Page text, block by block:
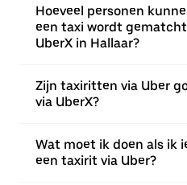
Hoeveel personen
een taxi wordt
UberX in Hallaar?
Zijn taxiritten via Uber
via UberX?
Wat moet ik doen als ik
een taxirit via Uber?